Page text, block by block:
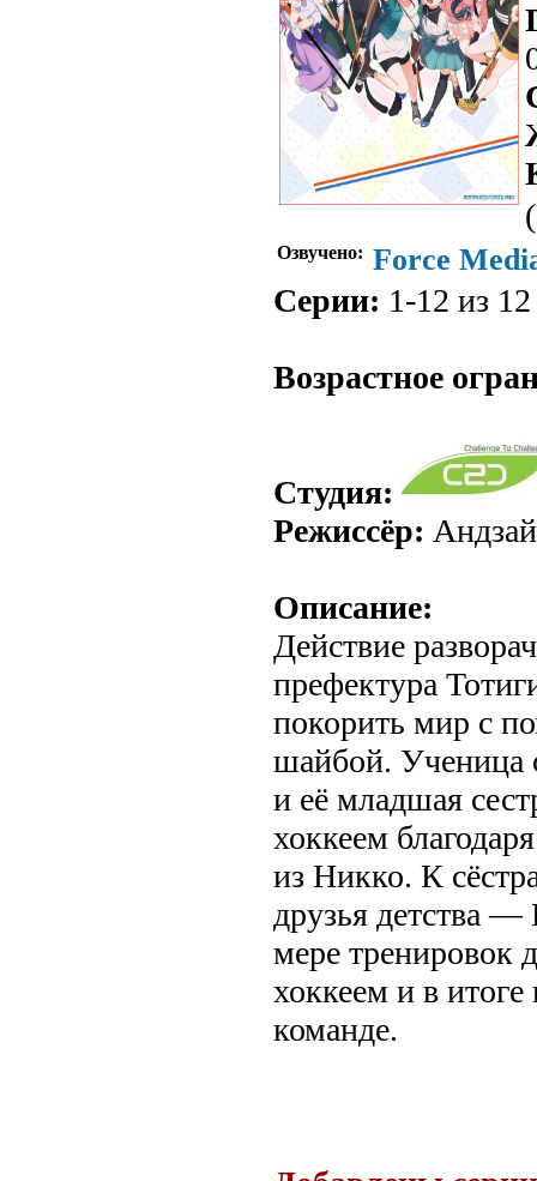
Озвучено: Force
Серии: 1-12 из
Возрастное
Студия:
Режиссёр:
Описание:
Действие
префектура
покорить мир с
шайбой. Ученица
и её младшая
хоккеем
из Никко. К
друзья детства
мере тренировок
хоккеем и в
команде.